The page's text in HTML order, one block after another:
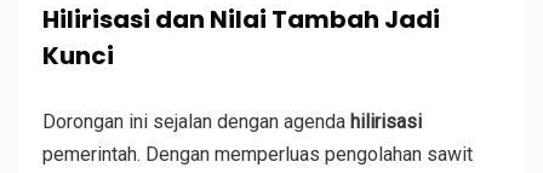
Hilirisasi dan Nilai Tambah Jadi
Kunci
Dorongan ini sejalan dengan agenda hilirisasi
pemerintah. Dengan memperluas pengolahan sawit